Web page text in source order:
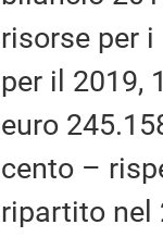
risorse per
per il 2019,
euro
cento –
ripartito nel